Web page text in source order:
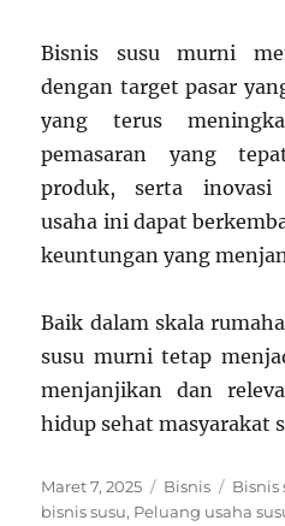
Bisnis susu murni
dengan target pasar
yang terus
pemasaran yang
produk, serta inovasi
usaha ini dapat
keuntungan yang
Baik dalam skala
susu murni tetap
menjanjikan dan
hidup sehat masyarakat
Posted
on
Maret 7, 2025 Categories
Bisnis Tags
Bisnis
bisnis susu, Peluang usaha